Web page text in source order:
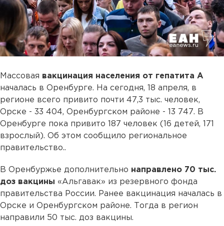
Массовая вакцинация населения от гепатита А
началась в Оренбурге. На сегодня, 18 апреля, в
регионе всего привито почти 47,3 тыс. человек,
Орске - 33 404, Оренбургском районе - 13 747. В
Оренбурге пока привито 187 человек (16 детей, 171
взрослый). Об этом сообщило региональное
правительство..
В Оренбуржье дополнительно направлено 70 тыс.
доз вакцины «Альгавак» из резервного фонда
правительства России. Ранее вакцинация началась в
Орске и Оренбургском районе. Тогда в регион
направили 50 тыс. доз вакцины.